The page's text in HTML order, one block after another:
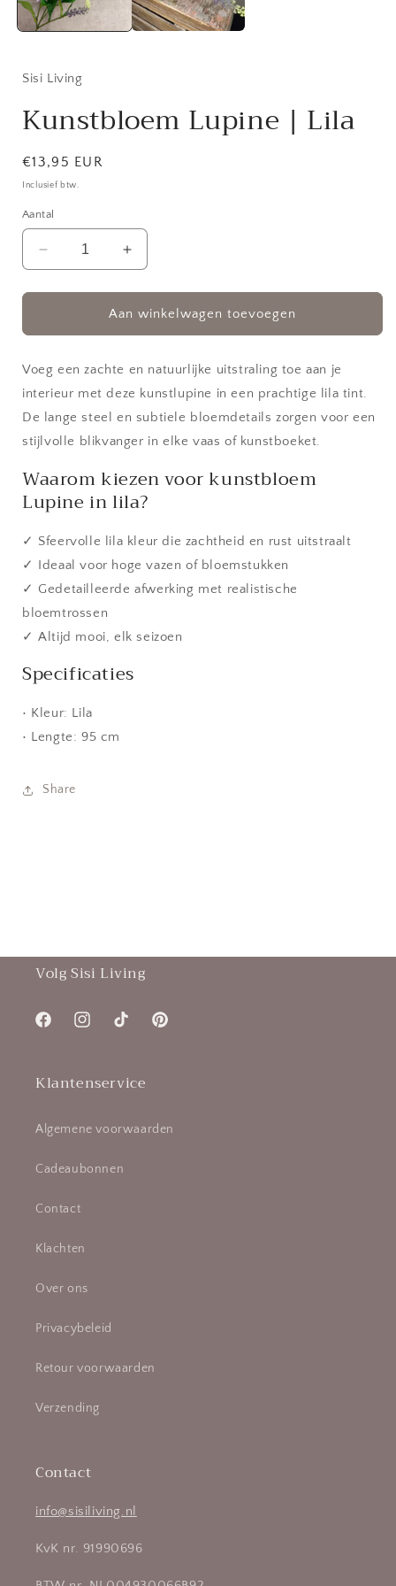
Sisi Living
Kunstbloem Lupine | Lila
Normale
prijs
€13,95 EUR
Inclusief btw.
Aantal
Aantal
verlagen
voor
Kunstbloem
Lupine
Lila
Aantal
verhogen
voor
Kunstbloem
Lupine
Lila
Aan winkelwagen toevoegen
Voeg een zachte en natuurlijke uitstraling toe aan je
interieur met deze kunstlupine in een prachtige lila tint.
De lange steel en subtiele bloemdetails zorgen voor een
stijlvolle blikvanger in elke vaas of kunstboeket.
Waarom kiezen voor kunstbloem
Lupine in lila?
✓ Sfeervolle lila kleur die zachtheid en rust uitstraalt
✓ Ideaal voor hoge vazen of bloemstukken
✓ Gedetailleerde afwerking met realistische
bloemtrossen
✓ Altijd mooi, elk seizoen
Specificaties
• Kleur: Lila
• Lengte: 95 cm
Share
Volg Sisi Living
FacebookInstagramTikTok Pinterest
Klantenservice
Algemene voorwaarden
Cadeaubonnen
Contact
Klachten
Over ons
Privacybeleid
Retour voorwaarden
Verzending
Contact
info@sisiliving.nl
KvK nr. 91990696